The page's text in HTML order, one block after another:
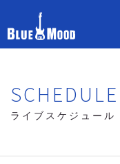
SCHEDULE
ライブスケジュール